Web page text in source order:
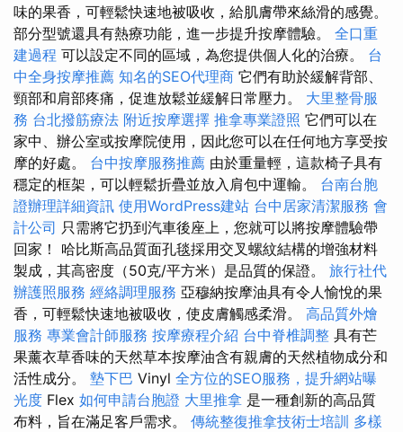
味的果香，可輕鬆快速地被吸收，給肌膚帶來絲滑的感覺。
部分型號還具有熱療功能，進一步提升按摩體驗。 全口重
建過程 可以設定不同的區域，為您提供個人化的治療。 台
中全身按摩推薦 知名的SEO代理商 它們有助於緩解背部、
頸部和肩部疼痛，促進放鬆並緩解日常壓力。 大里整骨服
務 台北撥筋療法 附近按摩選擇 推拿專業證照 它們可以在
家中、辦公室或按摩院使用，因此您可以在任何地方享受按
摩的好處。 台中按摩服務推薦 由於重量輕，這款椅子具有
穩定的框架，可以輕鬆折疊並放入肩包中運輸。 台南台胞
證辦理詳細資訊 使用WordPress建站 台中居家清潔服務 會
計公司 只需將它扔到汽車後座上，您就可以將按摩體驗帶
回家！ 哈比斯高品質面孔毯採用交叉螺紋結構的增強材料
製成，其高密度（50克/平方米）是品質的保證。 旅行社代
辦護照服務 經絡調理服務 亞穆納按摩油具有令人愉悅的果
香，可輕鬆快速地被吸收，使皮膚觸感柔滑。 高品質外燴
服務 專業會計師服務 按摩療程介紹 台中脊椎調整 具有芒
果薰衣草香味的天然草本按摩油含有親膚的天然植物成分和
活性成分。 墊下巴 Vinyl 全方位的SEO服務，提升網站曝
光度 Flex 如何申請台胞證 大里推拿 是一種創新的高品質
布料，旨在滿足客戶需求。 傳統整復推拿技術士培訓 多樣